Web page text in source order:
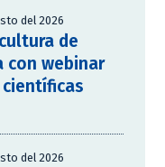
del 2026
de
con webinar
del 2026